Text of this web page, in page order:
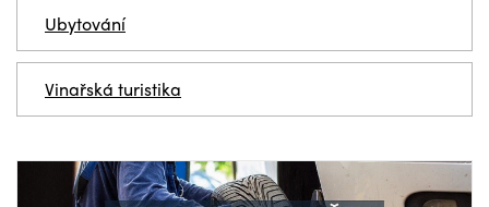
Ubytování
Vinařská turistika